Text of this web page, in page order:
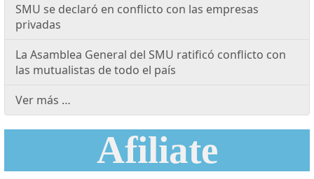
SMU se declaró en conflicto con las empresas
privadas
La Asamblea General del SMU ratificó conflicto con
las mutualistas de todo el país
Ver más …
Afiliate